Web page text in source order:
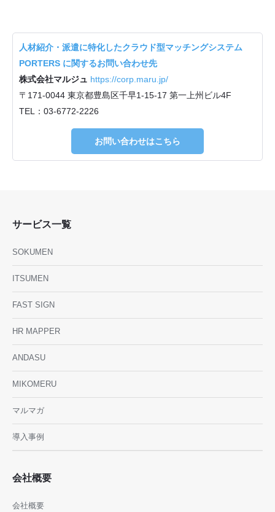
人材紹介・派遣に特化したクラウド型マッチングシステム
PORTERS に関するお問い合わせ先
株式会社マルジュ https://corp.maru.jp/
〒171-0044 東京都豊島区千早1-15-17 第一上州ビル4F
TEL：03-6772-2226
お問い合わせはこちら
会社概要
会社概要
サービス一覧
SOKUMEN
ITSUMEN
FAST SIGN
HR MAPPER
ANDASU
MIKOMERU
マルマガ
導入事例